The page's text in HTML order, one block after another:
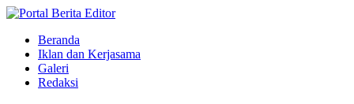
Beranda
Iklan dan Kerjasama
Galeri
Redaksi